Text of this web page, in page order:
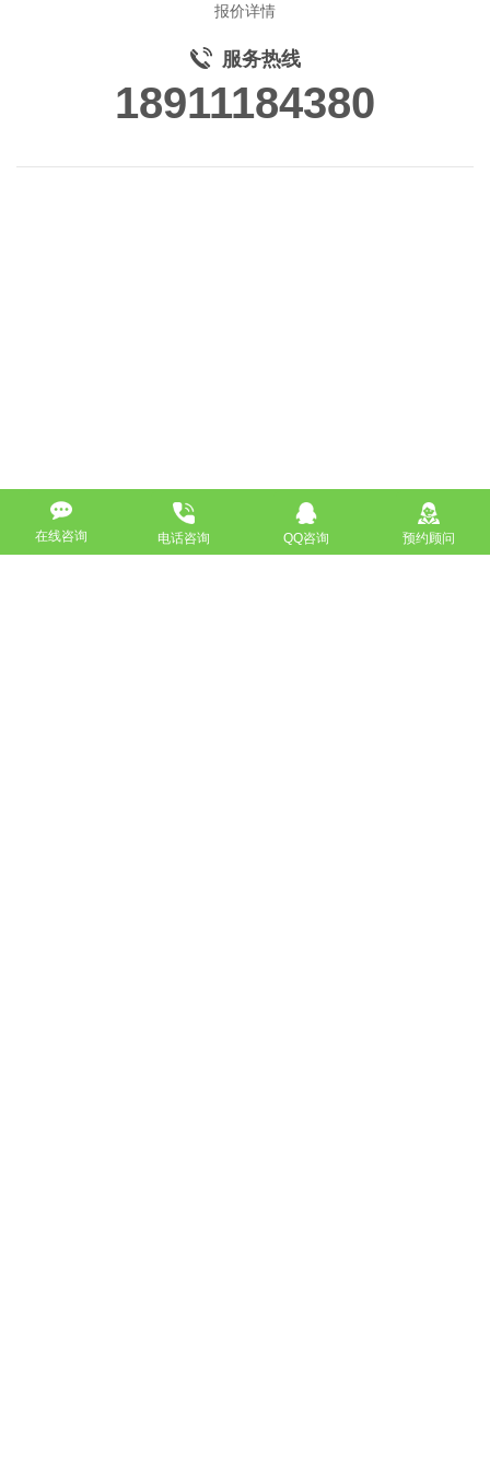
报价详情
服务热线
18911184380
在线咨询 电话咨询 QQ咨询 预约顾问